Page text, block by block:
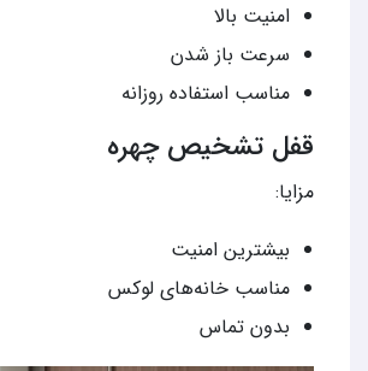
امنیت بالا
سرعت باز شدن
مناسب استفاده روزانه
قفل تشخیص چهره
مزایا:
بیشترین امنیت
مناسب خانه‌های لوکس
بدون تماس